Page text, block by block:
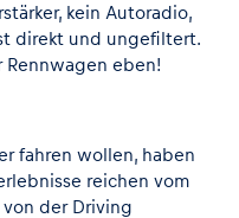
kein Autoradio,
direkt und ungefiltert.
Rennwagen eben!
fahren wollen, haben
reichen vom
von der Driving